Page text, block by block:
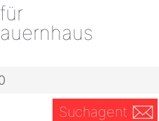
Suchagent